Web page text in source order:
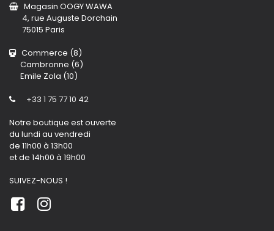
Magasin OOGY WAWA
4, rue Auguste Dorchain
75015 Paris
Commerce (8)
Cambronne (6)
Emile Zola (10)
+33 1 75 77 10 42
Notre boutique est ouverte
du lundi au vendredi
de 11h00 à 13h00
et de 14h00 à 19h00
SUIVEZ-NOUS !